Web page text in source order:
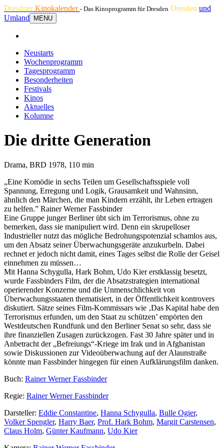
DresdnerKinokalender - Das Kinoprogramm für Dresden Dresden und
Umland
MENU
Neustarts
Wochenprogramm
Tagesprogramm
Besonderheiten
Festivals
Kinos
Aktuelles
Kolumne
Die dritte Generation
Drama, BRD 1978, 110 min
„Eine Komödie in sechs Teilen um Gesellschaftsspiele voll
Spannung, Erregung und Logik, Grausamkeit und Wahnsinn,
ähnlich den Märchen, die man Kindern erzählt, ihr Leben ertragen
zu helfen.” Rainer Werner Fassbinder
Eine Gruppe junger Berliner übt sich im Terrorismus, ohne zu
bemerken, dass sie manipuliert wird. Denn ein skrupelloser
Industrieller nutzt das mögliche Bedrohungspotenzial schamlos aus,
um den Absatz seiner Überwachungsgeräte anzukurbeln. Dabei
rechnet er jedoch nicht damit, eines Tages selbst die Rolle der Geisel
einnehmen zu müssen…
Mit Hanna Schygulla, Hark Bohm, Udo Kier erstklassig besetzt,
wurde Fassbinders Film, der die Absatzstrategien international
operierender Konzerne und die Unmenschlichkeit von
Überwachungsstaaten thematisiert, in der Öffentlichkeit kontrovers
diskutiert. Sätze seines Film-Kommissars wie ‚Das Kapital habe den
Terrorismus erfunden, um den Staat zu schützen’ empörten den
Westdeutschen Rundfunk und den Berliner Senat so sehr, dass sie
ihre finanziellen Zusagen zurückzogen. Fast 30 Jahre später und in
Anbetracht der „Befreiungs“-Kriege im Irak und in Afghanistan
sowie Diskussionen zur Videoüberwachung auf der Alaunstraße
könnte man Fassbinder hingegen für einen Aufklärungsfilm danken.
Buch: Rainer Werner Fassbinder
Regie: Rainer Werner Fassbinder
Darsteller: Eddie Constantine, Hanna Schygulla, Bulle Ogier,
Volker Spengler, Harry Baer, Prof. Hark Bohm, Margit Carstensen,
Claus Holm, Günter Kaufmann, Udo Kier